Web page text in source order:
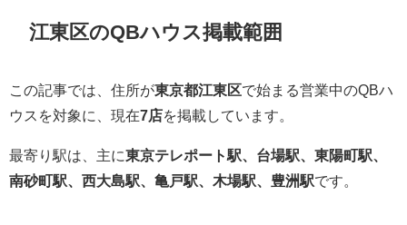
江東区のQBハウス掲載範囲
この記事では、住所が東京都江東区で始まる営業中のQBハ
ウスを対象に、現在7店を掲載しています。
最寄り駅は、主に東京テレポート駅、台場駅、東陽町駅、
南砂町駅、西大島駅、亀戸駅、木場駅、豊洲駅です。